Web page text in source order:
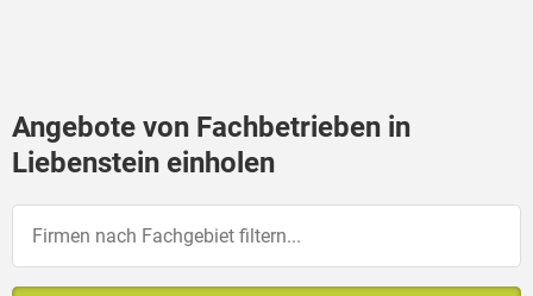
Angebote von Fachbetrieben in
Liebenstein einholen